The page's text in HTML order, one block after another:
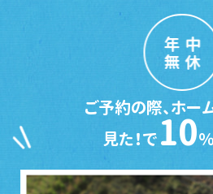
年中
無休
ご予約の際、ホー
見た！で10